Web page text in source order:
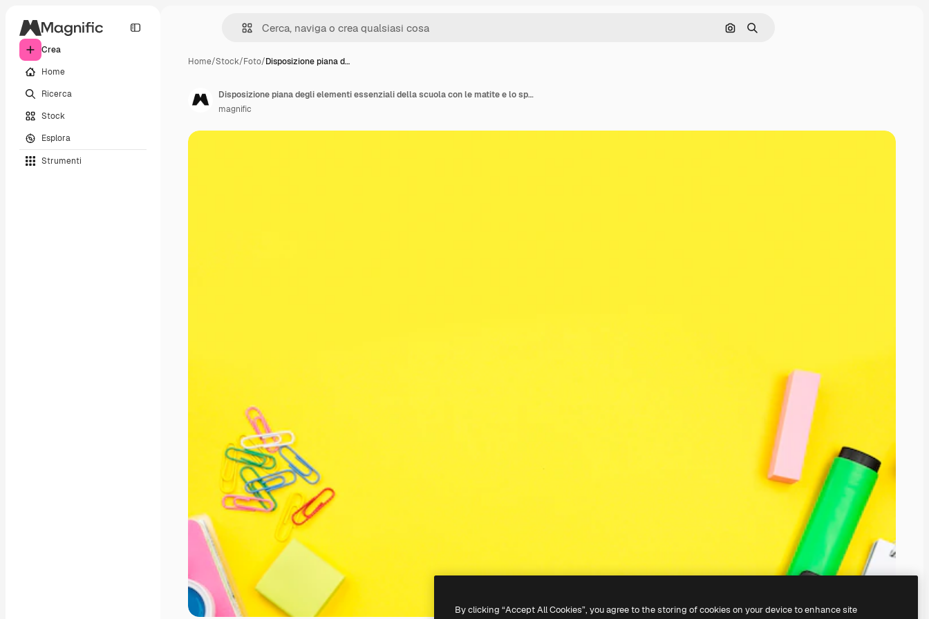
Crea
Home
Ricerca
Stock
Esplora
Strumenti
Cerca per immagine
Ricerca
Home/Stock/Foto/Disposizione piana d…
Disposizione piana degli elementi essenziali della scuola con le matite e lo spazio della copia
magnific
By clicking “Accept All Cookies”, you agree to the storing of cookies on your device to enhance site